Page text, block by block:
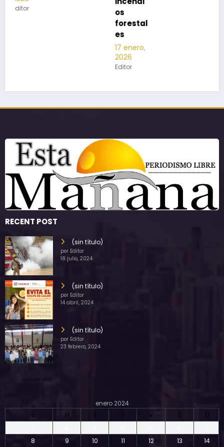
RECENT POST
(sin título)
por Editor
18 julio, 2024
(sin título)
por Editor
14 abril, 2024
(sin título)
por Editor
23 febrero, 2024
enero 2024
L
M X J V S
D
8
9 10 11 12 13 14